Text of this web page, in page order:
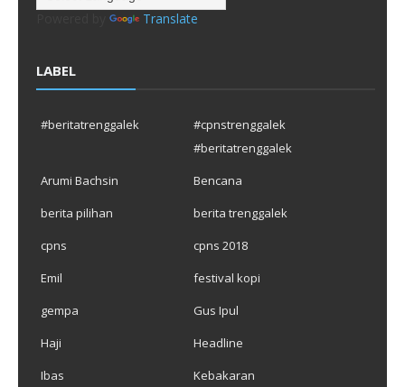
Translate
LABEL
#beritatrenggalek
#cpnstrenggalek
#beritatrenggalek
Arumi Bachsin
Bencana
berita pilihan
berita trenggalek
cpns
cpns 2018
Emil
festival kopi
gempa
Gus Ipul
Haji
Headline
Ibas
Kebakaran